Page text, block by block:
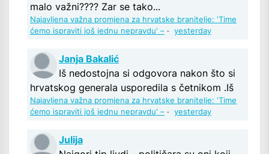
malo važni???? Zar se tako...
Najavljena važna promjena za hrvatske branitelje: 'Time
ćemo ispraviti još jednu nepravdu' – · yesterday
Janja Bakalić
Iš nedostojna si odgovora nakon što si
hrvatskog generala usporedila s četnikom .Iš
Najavljena važna promjena za hrvatske branitelje: 'Time
ćemo ispraviti još jednu nepravdu' – · yesterday
Julija